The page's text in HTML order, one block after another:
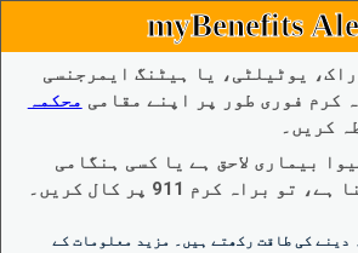
myBenefits
یوٹیلٹی، یا ہیٹنگ ایمرجنسی
کرم فوری طور پر اپنے مقامی محکمہ
کریں۔
بیماری لاحق ہے یا کسی ہنگامی
کرم 911 پر کال کریں۔
دینے کی طاقت رکھتے ہیں۔ مزید معلومات کے